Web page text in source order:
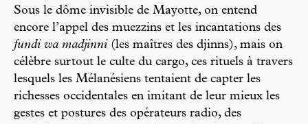
Sous le dôme invisible de Mayotte, on entend
encore l’appel des muezzins et les incantations des
fundi wa madjinni (les maîtres des djinns), mais on
célèbre surtout le culte du cargo, ces rituels à travers
lesquels les Mélanésiens tentaient de capter les
richesses occidentales en imitant de leur mieux les
gestes et postures des opérateurs radio, des